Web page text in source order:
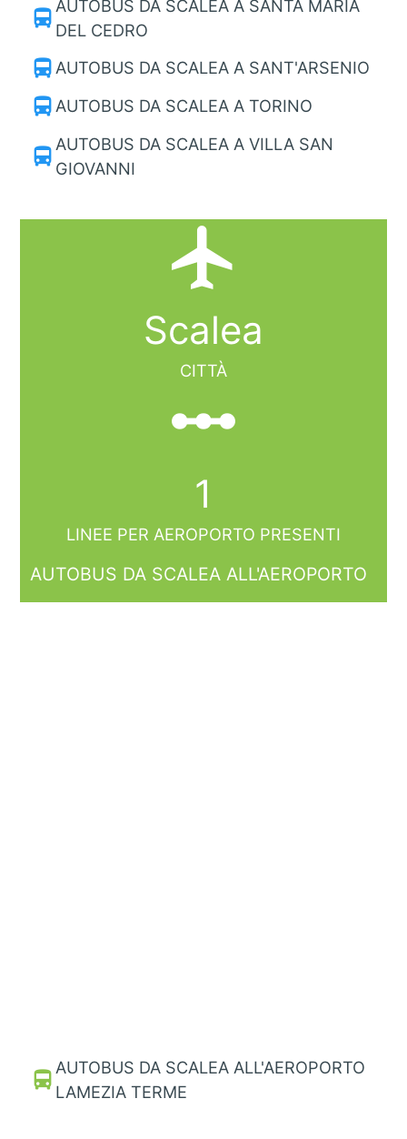
directions_bus AUTOBUS DA SCALEA A SANTA MARIA
DEL CEDRO
directions_bus AUTOBUS DA SCALEA A SANT'ARSENIO
directions_bus AUTOBUS DA SCALEA A TORINO
directions_bus AUTOBUS DA SCALEA A VILLA SAN
GIOVANNI
local_airport
Scalea
CITTÀ
linear_scale
1
LINEE PER AEROPORTO PRESENTI
AUTOBUS DA SCALEA ALL'AEROPORTO
directions_bus AUTOBUS DA SCALEA ALL'AEROPORTO
LAMEZIA TERME